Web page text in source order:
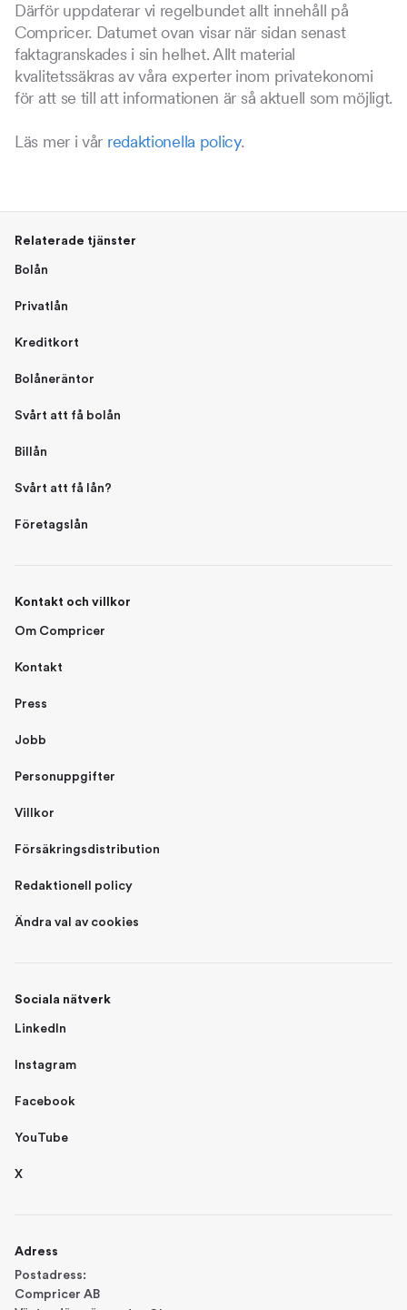
Därför uppdaterar vi regelbundet allt innehåll på
Compricer. Datumet ovan visar när sidan senast
faktagranskades i sin helhet. Allt material
kvalitetssäkras av våra experter inom privatekonomi
för att se till att informationen är så aktuell som möjligt.
Läs mer i vår redaktionella policy.
Relaterade tjänster
Bolån
Privatlån
Kreditkort
Bolåneräntor
Svårt att få bolån
Billån
Svårt att få lån?
Företagslån
Kontakt och villkor
Om Compricer
Kontakt
Press
Jobb
Personuppgifter
Villkor
Försäkringsdistribution
Redaktionell policy
Ändra val av cookies
Sociala nätverk
LinkedIn
Instagram
Facebook
YouTube
X
Adress
Postadress:
Compricer AB